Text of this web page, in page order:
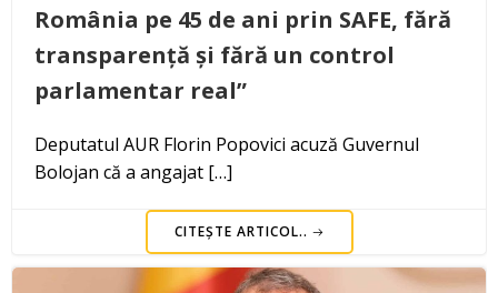
România pe 45 de ani prin SAFE, fără
transparență și fără un control
parlamentar real”
Deputatul AUR Florin Popovici acuză Guvernul
Bolojan că a angajat […]
CITEȘTE ARTICOL..